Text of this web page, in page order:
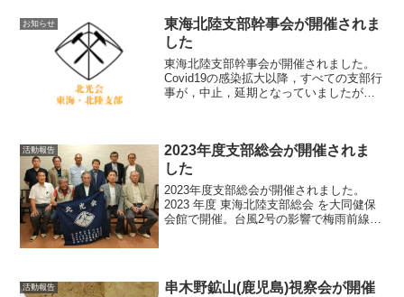
介します。 【報告】坂本支部長(BS45)
お知らせ
東海北陸支部幹事会が開催されま
した
東海北陸支部幹事会が開催されました。
Covid19の感染拡大以降，すべての支部行
事が，中止，延期となっていましたが最
から久しぶりに対...
活動報告
2023年度支部総会が開催されま
した
2023年度支部総会が開催されました。
2023 年度 東海北陸支部総会 を大同健保
会館で開催。台風2号の影響で梅雨前線が
講...
活動報告
串木野鉱山(鹿児島)視察会が開催